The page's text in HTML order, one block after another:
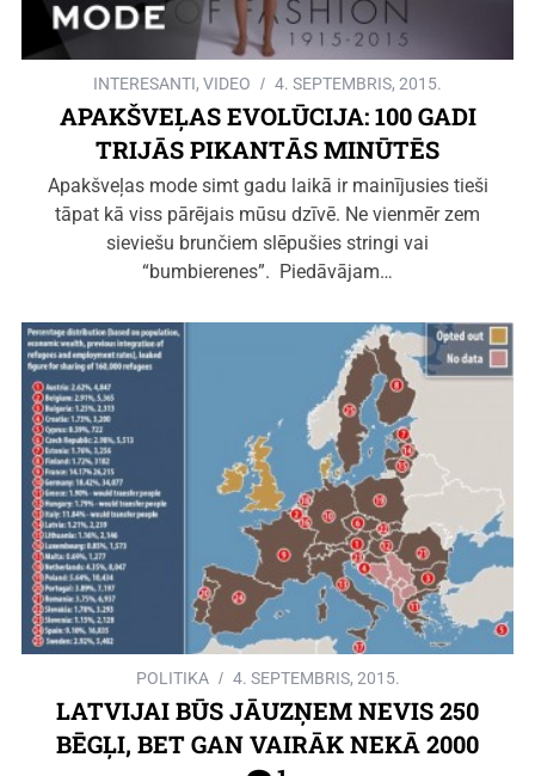
INTERESANTI, VIDEO 4. SEPTEMBRIS, 2015.
APAKŠVEĻAS EVOLŪCIJA: 100 GADI
TRIJĀS PIKANTĀS MINŪTĒS
Apakšveļas mode simt gadu laikā ir mainījusies tieši
tāpat kā viss pārējais mūsu dzīvē. Ne vienmēr zem
sieviešu brunčiem slēpušies stringi vai
“bumbierenes”. Piedāvājam…
POLITIKA 4. SEPTEMBRIS, 2015.
LATVIJAI BŪS JĀUZŅEM NEVIS 250
BĒGĻI, BET GAN VAIRĀK NEKĀ 2000